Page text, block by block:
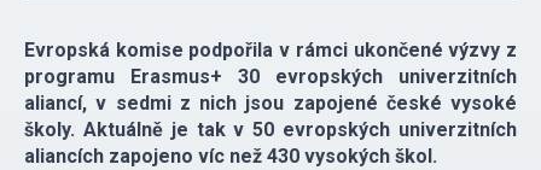
Evropská komise podpořila v rámci ukončené výzvy z
programu Erasmus+ 30 evropských univerzitních
aliancí, v sedmi z nich jsou zapojené české vysoké
školy. Aktuálně je tak v 50 evropských univerzitních
aliancích zapojeno víc než 430 vysokých škol.